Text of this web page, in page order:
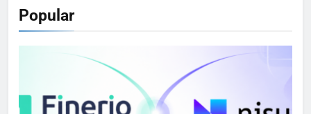
Popular